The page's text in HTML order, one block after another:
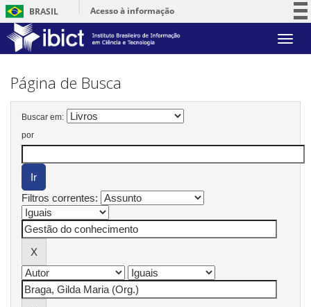
BRASIL
Acesso à informação
Serviços
Skip
Página de Busca
Buscar em:
por
Filtros correntes: